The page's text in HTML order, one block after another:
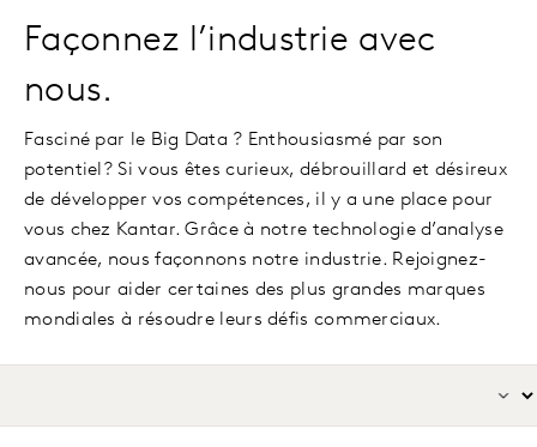
Façonnez l’industrie avec
nous.
Fasciné par le Big Data ? Enthousiasmé par son
potentiel? Si vous êtes curieux, débrouillard et désireux
de développer vos compétences, il y a une place pour
vous chez Kantar. Grâce à notre technologie d’analyse
avancée, nous façonnons notre industrie. Rejoignez-
nous pour aider certaines des plus grandes marques
mondiales à résoudre leurs défis commerciaux.